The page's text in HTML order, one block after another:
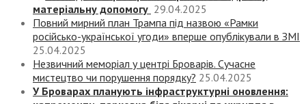
матеріальну допомогу 29.04.2025
Повний мирний план Трампа під назвою «‎Рамки
російсько-української угоди» вперше опублікували в ЗМІ
25.04.2025
Незвичний меморіал у центрі Броварів. Сучасне
мистецтво чи порушення порядку? 25.04.2025
У Броварах планують інфраструктурні оновлення: